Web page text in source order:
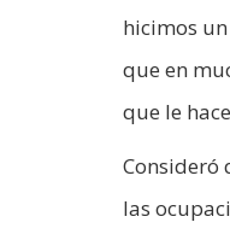
hicimos
que en
que le
Consideró
las